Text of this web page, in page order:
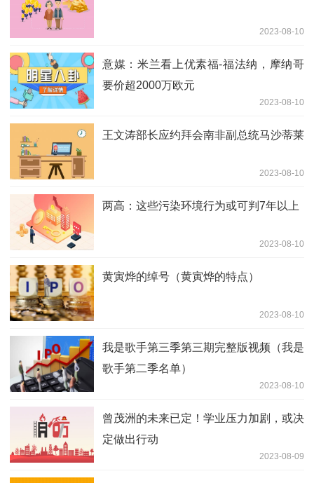
2023-08-10
意媒：米兰看上优素福-福法纳，摩纳哥
要价超2000万欧元
2023-08-10
王文涛部长应约拜会南非副总统马沙蒂莱
2023-08-10
两高：这些污染环境行为或可判7年以上
2023-08-10
黄寅烨的绰号（黄寅烨的特点）
2023-08-10
我是歌手第三季第三期完整版视频（我是
歌手第二季名单）
2023-08-10
曾茂洲的未来已定！学业压力加剧，或决
定做出行动
2023-08-09